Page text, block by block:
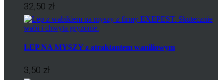
32,50 zł
LEP NA MYSZY z atraktantem waniliowym
3,50 zł